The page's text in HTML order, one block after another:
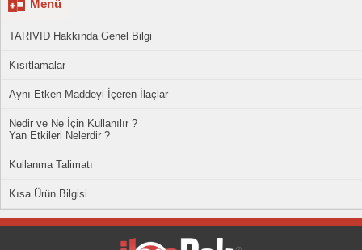
Menü
TARIVID Hakkında Genel Bilgi
Kısıtlamalar
Aynı Etken Maddeyi İçeren İlaçlar
Nedir ve Ne İçin Kullanılır ?
Yan Etkileri Nelerdir ?
Kullanma Talimatı
Kısa Ürün Bilgisi